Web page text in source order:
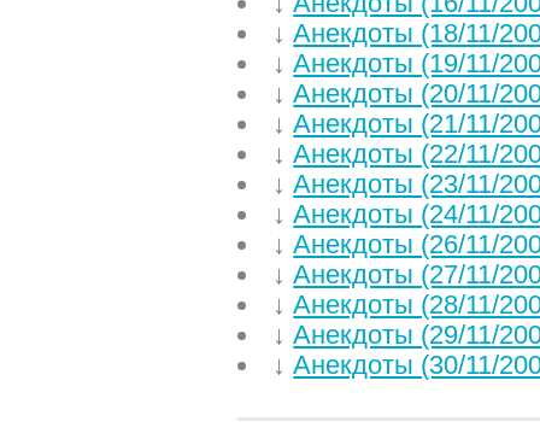
↓Анекдоты (18/11/
↓Анекдоты (19/11/
↓Анекдоты (20/11/
↓Анекдоты (21/11/
↓Анекдоты (22/11/
↓Анекдоты (23/11/
↓Анекдоты (24/11/
↓Анекдоты (26/11/
↓Анекдоты (27/11/
↓Анекдоты (28/11/
↓Анекдоты (29/11/
↓Анекдоты (30/11/